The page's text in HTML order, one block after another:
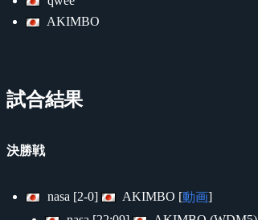
AKIMBO
試合結果
決勝戦
nasa [2-0] AKIMBO [動画]